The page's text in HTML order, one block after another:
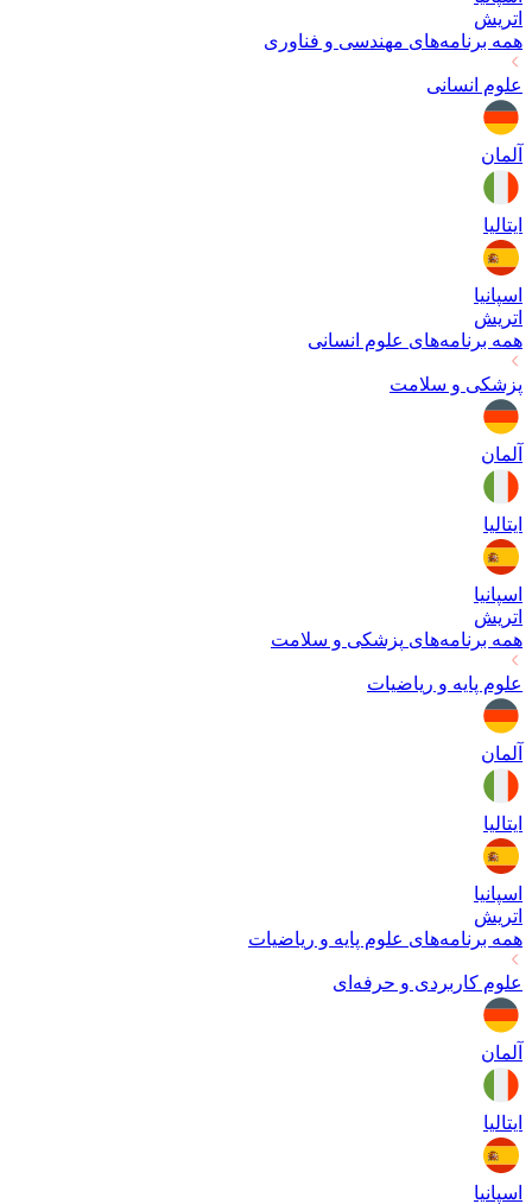
اتریش
همه برنامه‌های مهندسی و فناوری
علوم انسانی
آلمان
ایتالیا
اسپانیا
اتریش
همه برنامه‌های علوم انسانی
پزشکی و سلامت
آلمان
ایتالیا
اسپانیا
اتریش
همه برنامه‌های پزشکی و سلامت
علوم پایه و ریاضیات
آلمان
ایتالیا
اسپانیا
اتریش
همه برنامه‌های علوم پایه و ریاضیات
علوم کاربردی و حرفه‌ای
آلمان
ایتالیا
اسپانیا